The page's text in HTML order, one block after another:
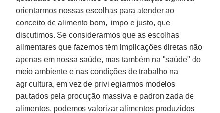
orientarmos nossas escolhas para atender ao
conceito de alimento bom, limpo e justo, que
discutimos. Se considerarmos que as escolhas
alimentares que fazemos têm implicações diretas não
apenas em nossa saúde, mas também na "saúde" do
meio ambiente e nas condições de trabalho na
agricultura, em vez de privilegiarmos modelos
pautados pela produção massiva e padronizada de
alimentos, podemos valorizar alimentos produzidos